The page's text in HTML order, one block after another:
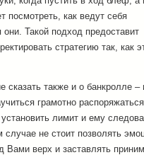
как ведут себя
Такой подход предоставит
стратегию так, как
сказать также и о банкролле –
грамотно
лимит и ему
случае не стоит позволять
Вами верх и заставлять